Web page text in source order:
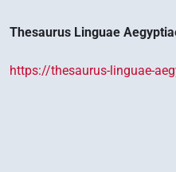
Thesaurus Linguae
https://thesaurus-linguae-